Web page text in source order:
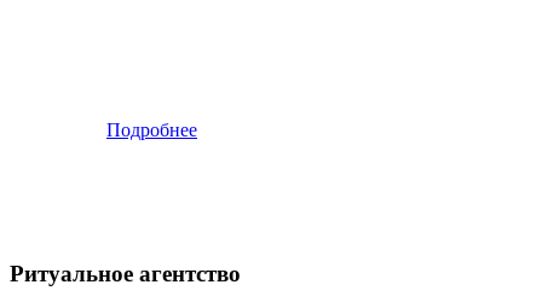
Подробнее
Ритуальное агентство